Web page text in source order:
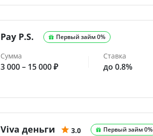
Pay P.S. Первый займ 0%
Сумма
3 000 – 15 000 ₽
Ставка
до 0.8%
Viva деньги 3.0 Первый займ 0%